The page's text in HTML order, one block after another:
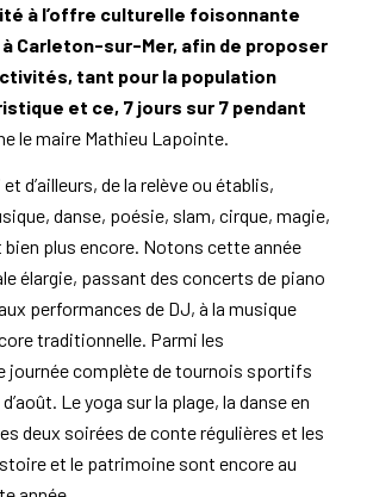
à l’offre culturelle foisonnante
Carleton-sur-Mer, afin de proposer
tant pour la population
et ce, 7 jours sur 7 pendant
le maire Mathieu Lapointe.
d’ailleurs, de la relève ou établis,
danse, poésie, slam, cirque, magie,
plus encore. Notons cette année
élargie, passant des concerts de piano
performances de DJ, à la musique
traditionnelle. Parmi les
journée complète de tournois sportifs
Le yoga sur la plage, la danse en
deux soirées de conte régulières et les
et le patrimoine sont encore au